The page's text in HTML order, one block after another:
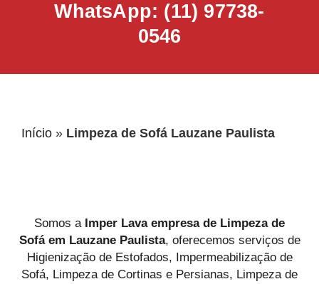
WhatsApp: (11) 97738-
0546
Início » Limpeza de Sofá Lauzane Paulista
Somos a Imper Lava empresa de Limpeza de
Sofá em Lauzane Paulista, oferecemos serviços de
Higienização de Estofados, Impermeabilização de
Sofá, Limpeza de Cortinas e Persianas, Limpeza de